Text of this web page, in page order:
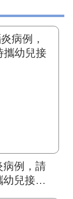
病例，請
兒接種